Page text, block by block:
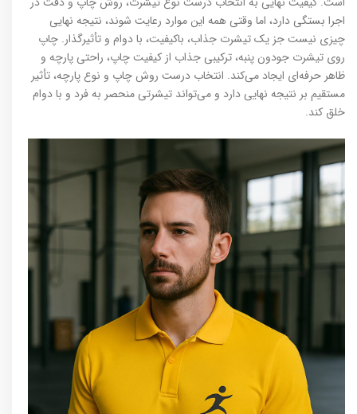
اجرا بستگی دارد، اما وقتی همه این‌ موارد رعایت شوند، نتیجه نهایی
چیزی نیست جز یک تیشرت جذاب، باکیفیت، با دوام و تأثیرگذار. چاپ
روی تیشرت جودون پنبه‌، ترکیبی جذاب از کیفیت چاپ، راحتی پارچه و
ظاهر حرفه‌ای ایجاد می‌کند. انتخاب درست روش چاپ و نوع پارچه، تأثیر
مستقیم بر نتیجه نهایی دارد و می‌تواند تیشرتی منحصر‌ به‌ فرد و با دوام
خلق کند.